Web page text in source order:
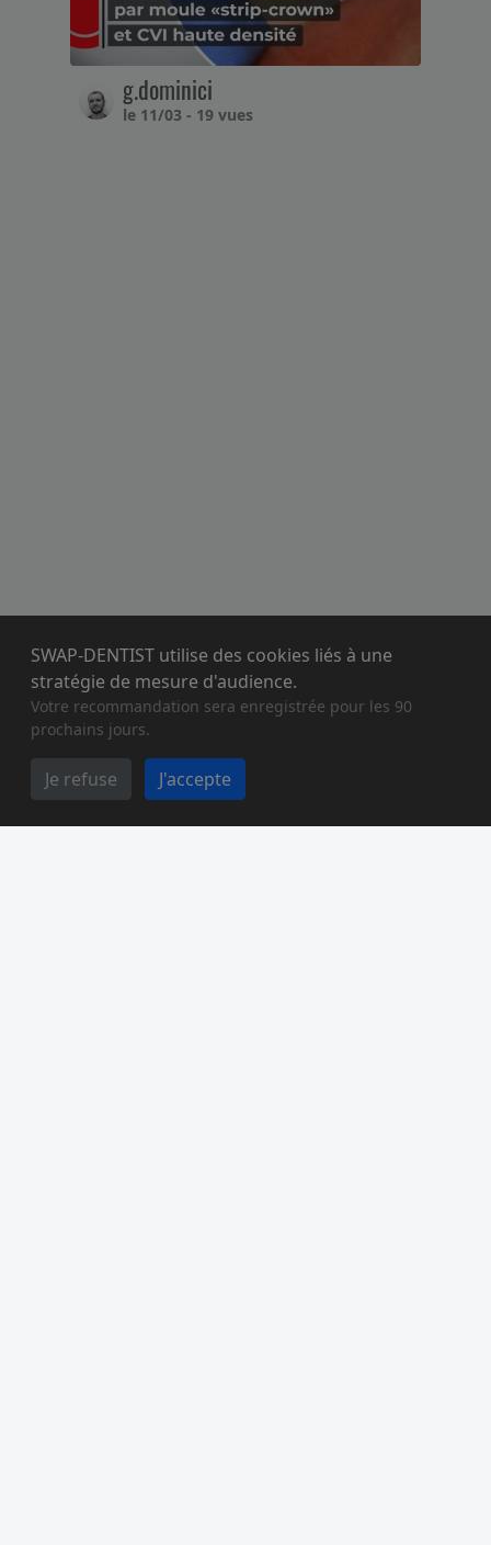
g.dominici
le 11/03 - 19 vues
SWAP-DENTIST utilise des cookies liés à une
stratégie de mesure d'audience.
Votre recommandation sera enregistrée pour les 90
prochains jours.
Je refuse J'accepte